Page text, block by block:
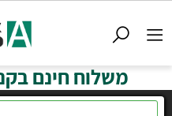
משלוח חינם בקניה